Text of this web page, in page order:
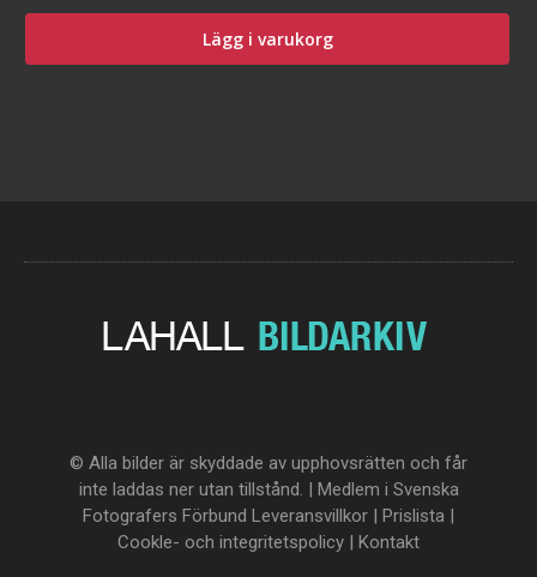
Lägg i varukorg
© Alla bilder är skyddade av upphovsrätten och får
inte laddas ner utan tillstånd. | Medlem i Svenska
Fotografers Förbund Leveransvillkor | Prislista |
Cookle- och integritetspolicy | Kontakt